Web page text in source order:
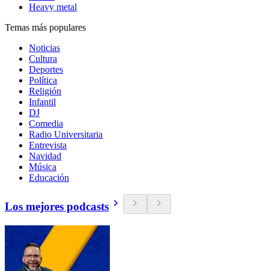
Heavy metal
Temas más populares
Noticias
Cultura
Deportes
Política
Religión
Infantil
DJ
Comedia
Radio Universitaria
Entrevista
Navidad
Música
Educación
Los mejores podcasts